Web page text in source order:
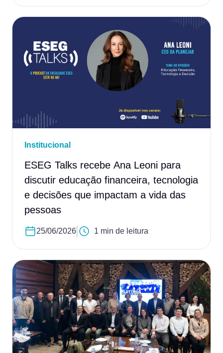
Institucional
ESEG Talks recebe Ana Leoni para
discutir educação financeira, tecnologia
e decisões que impactam a vida das
pessoas
25/06/2026 1 min de leitura